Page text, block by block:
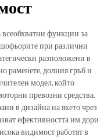
всеобхватни функции за
при различни
разположени в
раменете, долния гръб и
модел, който
превозни средства.
в дизайна на якето чрез
ефективността им дори
видимост работят в